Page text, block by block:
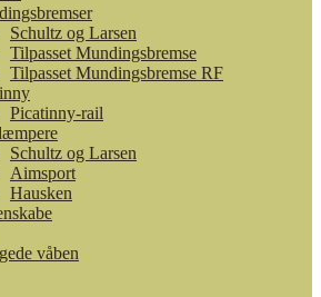
Schultz og Larsen
Tilpasset Mundingsbremse
Tilpasset Mundingsbremse RF
Picatinny-rail
Schultz og Larsen
Aimsport
Hausken
våben